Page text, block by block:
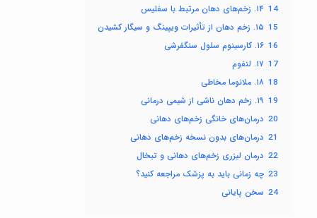
14 ۱۴. زخم‌های دهان مرتبط با سفلیس
15 ۱۵. زخم دهان از تأثیرات ویپینگ و سیگار کشیدن
16 ۱۶. کارسینوم سلول سنگفرشی
17 ۱۷. لنفوم
18 ۱۸. ملانوما مخاطی
19 ۱۹. زخم دهان ناشی از شیمی درمانی
20 درمان‌های خانگی زخم‌های دهانی
21 درمان‌های بدون نسخه زخم‌های دهانی
22 درمان لیزری زخم‌های دهانی و تبخال
23 چه زمانی باید به پزشک مراجعه کنید؟
24 سخن پایانی